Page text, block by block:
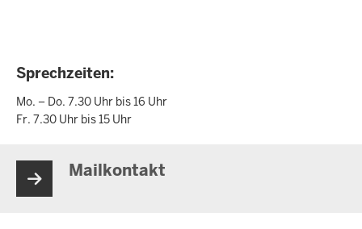
Sprechzeiten:
Mo. – Do. 7.30 Uhr bis 16 Uhr
Fr. 7.30 Uhr bis 15 Uhr
Mailkontakt